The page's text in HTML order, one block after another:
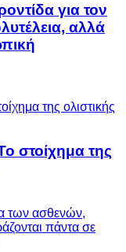
για τον
αλλά
στοίχημα της